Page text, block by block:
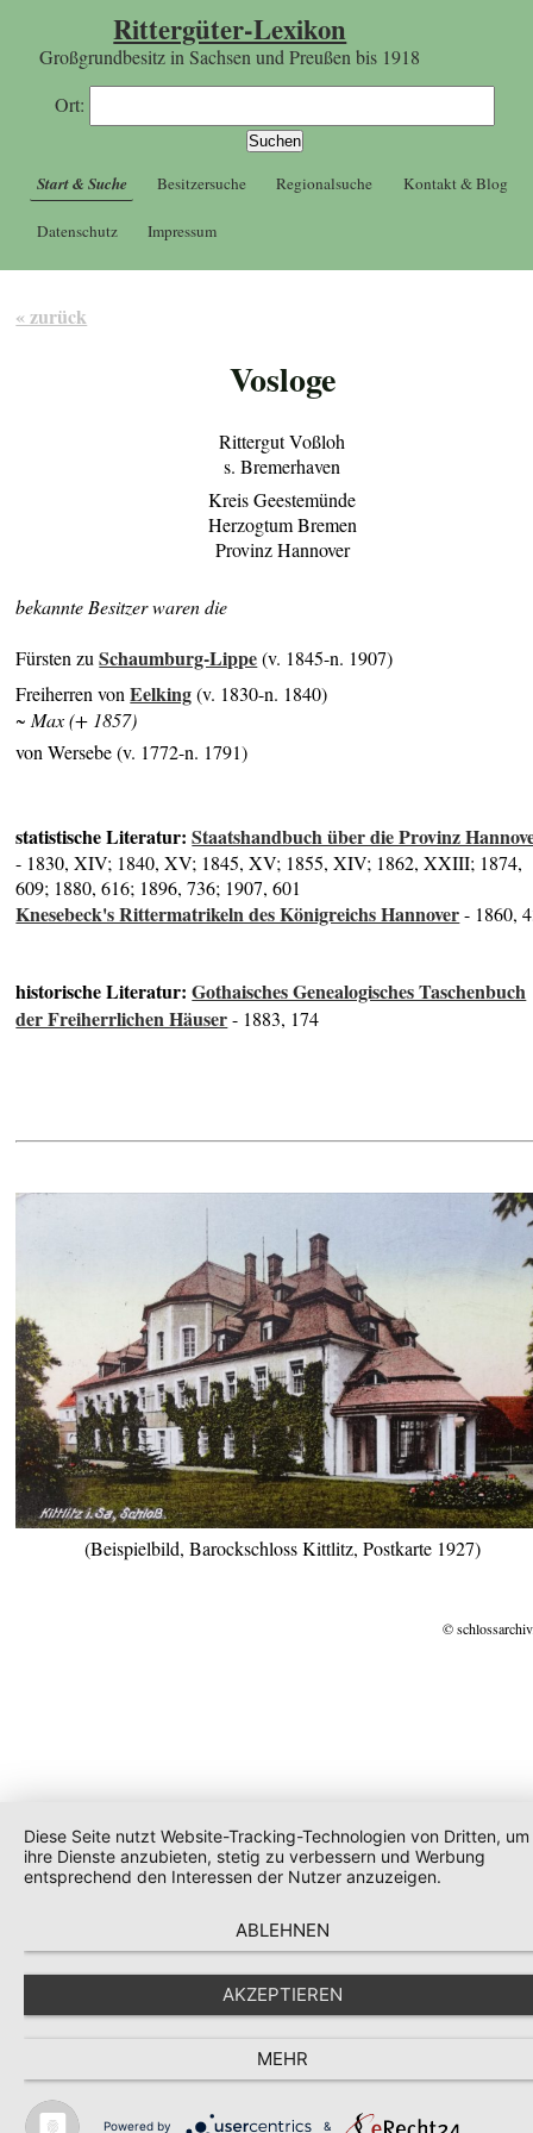
Rittergüter-Lexikon
Großgrundbesitz in Sachsen und Preußen bis 1918
Ort:
Start & Suche Besitzersuche Regionalsuche Kontakt & Blog
Datenschutz Impressum
« zurück
Vosloge
Rittergut Voßloh
s. Bremerhaven
Kreis Geestemünde
Herzogtum Bremen
Provinz Hannover
bekannte Besitzer waren die
Fürsten zuSchaumburg-Lippe(v. 1845-n. 1907)
Freiherren vonEelking(v. 1830-n. 1840)
~ Max (+ 1857)
von Wersebe (v. 1772-n. 1791)
statistische Literatur:Staatshandbuch über die Provinz
- 1830, XIV; 1840, XV; 1845, XV; 1855, XIV; 1862, XXIII; 1874,
609; 1880, 616; 1896, 736; 1907, 601
Knesebeck's Rittermatrikeln des Königreichs Hannover- 1860,
historische Literatur:Gothaisches Genealogisches Taschenbuch
der Freiherrlichen Häuser- 1883, 174
(Beispielbild, Barockschloss Kittlitz, Postkarte 1927)
©
Diese Seite nutzt Website-Tracking-Technologien von Dritten, um
ihre Dienste anzubieten, stetig zu verbessern und Werbung
entsprechend den Interessen der Nutzer anzuzeigen.
ABLEHNEN
AKZEPTIEREN
MEHR
Powered by &